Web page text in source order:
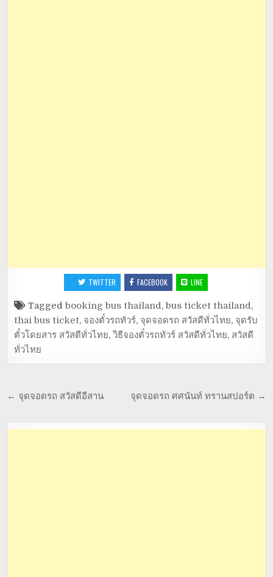
TWITTER FACEBOOK LINE
Taggedbooking bus thailand,bus ticket thailand,
thai bus ticket, จองตั๋วรถทัวร์, จุดจอดรถ สวัสดีทั่วไทย, จุดรับ
ตั๋วโดยสาร สวัสดีทั่วไทย,วิธีจองตั๋วรถทัวร์ สวัสดีทั่วไทย, สวัสดี
ทั่วไทย
จุดจอดรถ ศศนันท์ ทรานสปอร์ต →
← จุดจอดรถ สวัสดีอีสาน